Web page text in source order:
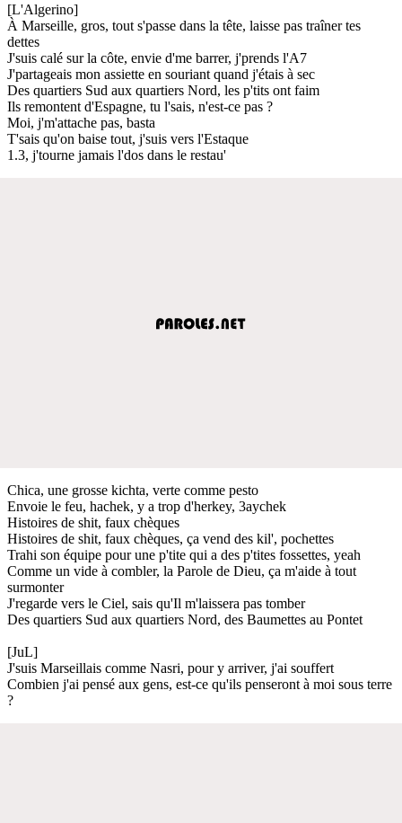
[L'Algerino]
À Marseille, gros, tout s'passe dans la tête, laisse pas traîner tes
dettes
J'suis calé sur la côte, envie d'me barrer, j'prends l'A7
J'partageais mon assiette en souriant quand j'étais à sec
Des quartiers Sud aux quartiers Nord, les p'tits ont faim
Ils remontent d'Espagne, tu l'sais, n'est-ce pas ?
Moi, j'm'attache pas, basta
T'sais qu'on baise tout, j'suis vers l'Estaque
1.3, j'tourne jamais l'dos dans le restau'
Chica, une grosse kichta, verte comme pesto
Envoie le feu, hachek, y a trop d'herkey, 3aychek
Histoires de shit, faux chèques
Histoires de shit, faux chèques, ça vend des kil', pochettes
Trahi son équipe pour une p'tite qui a des p'tites fossettes, yeah
Comme un vide à combler, la Parole de Dieu, ça m'aide à tout
surmonter
J'regarde vers le Ciel, sais qu'Il m'laissera pas tomber
Des quartiers Sud aux quartiers Nord, des Baumettes au Pontet
[JuL]
J'suis Marseillais comme Nasri, pour y arriver, j'ai souffert
Combien j'ai pensé aux gens, est-ce qu'ils penseront à moi sous terre
?